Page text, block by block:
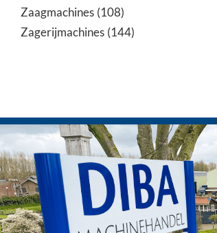
Zaagmachines 108
Zagerijmachines 144